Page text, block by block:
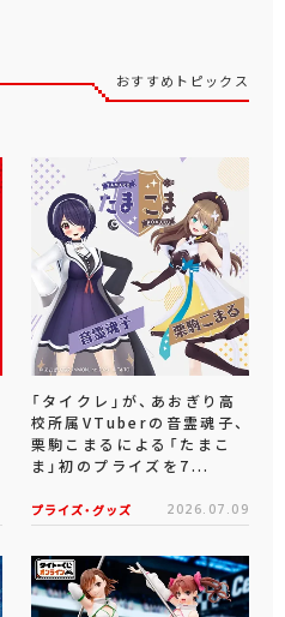
おすすめトピックス
「タイクレ」が、あおぎり高
校所属VTuberの音霊魂子、
栗駒こまるによる「たまこ
ま」初のプライズを7...
プライズ・グッズ 2026.07.09